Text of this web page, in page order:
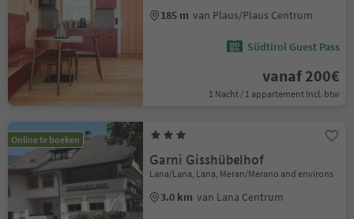
185 m van Plaus/Plaus Centrum
Südtirol Guest Pass
vanaf 200€
1 Nacht / 1 appartement Incl. btw
Online te boeken
Garni Gisshübelhof
Lana/Lana, Lana, Meran/Merano and environs
3.0 km van Lana Centrum